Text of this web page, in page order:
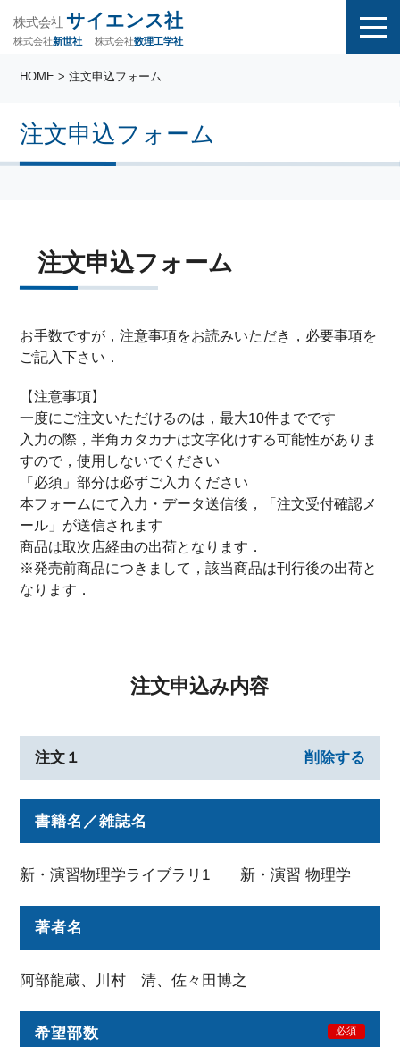
株式会社 サイエンス社
株式会社新世社 株式会社数理工学社
注文申込フォーム
HOME > 注文申込フォーム
注文申込フォーム
お手数ですが，注意事項をお読みいただき，必要事項を
ご記入下さい．
【注意事項】
一度にご注文いただけるのは，最大10件までです
入力の際，半角カタカナは文字化けする可能性がありま
すので，使用しないでください
「必須」部分は必ずご入力ください
本フォームにて入力・データ送信後，「注文受付確認メ
ール」が送信されます
商品は取次店経由の出荷となります．
※発売前商品につきまして，該当商品は刊行後の出荷と
なります．
注文申込み内容
注文１ 削除する
書籍名／雑誌名
新・演習物理学ライブラリ1 新・演習 物理学
著者名
阿部龍蔵、川村 清、佐々田博之
希望部数 必須